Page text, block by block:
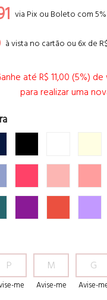
via Pix ou Boleto com
à vista no cartão ou 6x de
até R$ 11,00 (5%)
para realizar uma
P
me
M
Avise-me
G
Avise-